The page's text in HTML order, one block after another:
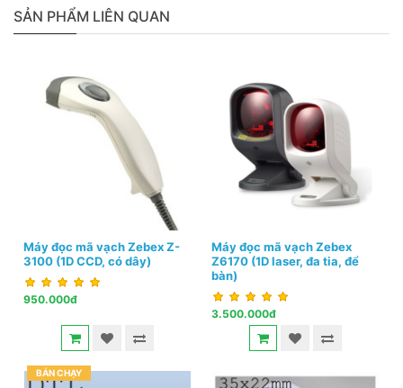
SẢN PHẨM LIÊN QUAN
Máy đọc mã vạch Zebex Z-
3100 (1D CCD, có dây)
950.000đ
Máy đọc mã vạch Zebex
Z6170 (1D laser, đa tia, để
bàn)
3.500.000đ
BÁN CHẠY